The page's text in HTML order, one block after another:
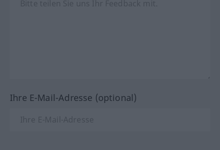
Ihre E-Mail-Adresse (optional)